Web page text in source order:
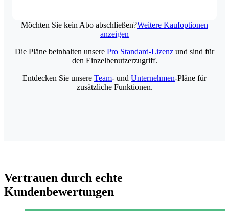
Möchten Sie kein Abo abschließen?Weitere Kaufoptionen
anzeigen
Die Pläne beinhalten unsere Pro Standard-Lizenz und sind für
den Einzelbenutzerzugriff.
Entdecken Sie unsere Team- und Unternehmen-Pläne für
zusätzliche Funktionen.
Vertrauen durch echte
Kundenbewertungen